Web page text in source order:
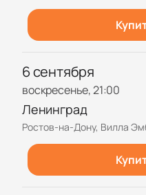
6 сентября
воскресенье, 21:00
Ленинград
Ростов-на-Дону, Вилла